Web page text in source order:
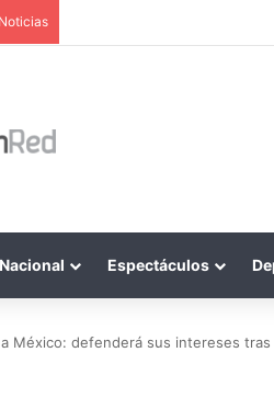
Nacional Espectáculos
México: defenderá sus intereses